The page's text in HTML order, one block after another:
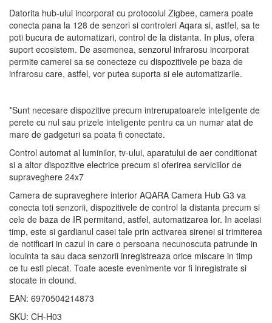
Datorita hub-ului incorporat cu protocolul Zigbee, camera poate
conecta pana la 128 de senzori si controleri Aqara si, astfel, sa te
poti bucura de automatizari, control de la distanta. In plus, ofera
suport ecosistem. De asemenea, senzorul infrarosu incorporat
permite camerei sa se conecteze cu dispozitivele pe baza de
infrarosu care, astfel, vor putea suporta si ele automatizarile.
*Sunt necesare dispozitive precum intrerupatoarele inteligente de
perete cu nul sau prizele inteligente pentru ca un numar atat de
mare de gadgeturi sa poata fi conectate.
Control automat al luminilor, tv-ului, aparatului de aer conditionat
si a altor dispozitive electrice precum si oferirea serviciilor de
supraveghere 24x7
Camera de supraveghere interior AQARA Camera Hub G3 va
conecta toti senzorii, dispozitivele de control la distanta precum si
cele de baza de IR permitand, astfel, automatizarea lor. In acelasi
timp, este si gardianul casei tale prin activarea sirenei si trimiterea
de notificari in cazul in care o persoana necunoscuta patrunde in
locuinta ta sau daca senzorii inregistreaza orice miscare in timp
ce tu esti plecat. Toate aceste evenimente vor fi inregistrate si
stocate in clound.
EAN: 6970504214873
SKU: CH-H03